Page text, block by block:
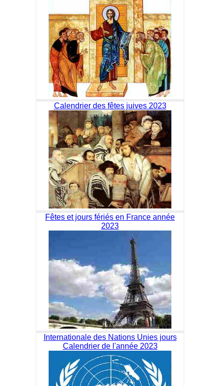
Calendrier des fêtes juives 2023
Fêtes et jours fériés en France année
2023
Internationale des Nations Unies jours
Calendrier de l'année 2023